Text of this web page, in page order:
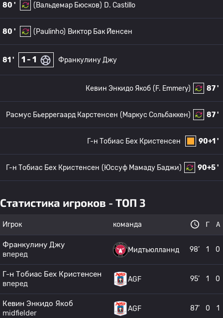
80 ' (Вальдемар Бюсков) D. Castillo
80 ' (Paulinho) Виктор Бак Йенсен
81 ' 1 - 1 Франкулину Джу
87 '
(F. Emmery)
Кевин Энкидо Якоб
87 '
(Маркус Сольбаккен)
Расмус Бьеррегаард Карстенсен
90+1 '
Г-н Тобиас Бех Кристенсен
90+5 '
(Юссуф Мамаду Баджи)
Г-н Тобиас Бех Кристенсен
Статистика игроков - ТОП 3
Игрок команда Г А
Франкулину Джу
вперед
Мидтьюлланнд 98’ 1 0
Г-н Тобиас Бех Кристенсен
вперед
AGF 95’ 1 0
Кевин Энкидо Якоб
midfielder
AGF 87’ 0 1